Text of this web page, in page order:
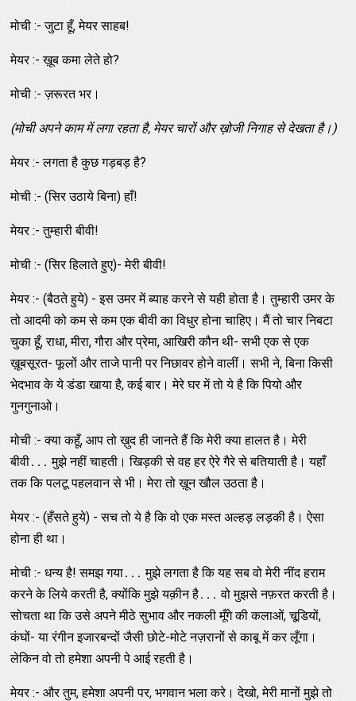
मोची :- जुटा हूँ, मेयर साहब!
मेयर :- ख़ूब कमा लेते हो?
मोची :- ज़रूरत भर।
(मोची अपने काम में लगा रहता है, मेयर चारों और ख़ोजी निगाह से देखता है।)
मेयर :- लगता है कुछ गड़बड़ है?
मोची :- (सिर उठाये बिना) हाँ!
मेयर :- तुम्‍हारी बीवी!
मोची :- (सिर हिलाते हुए)- मेरी बीवी!
मेयर :- (बैठते हुये) - इस उमर में ब्‍याह करने से यही होता है। तुम्‍हारी उमर के
तो आदमी को कम से कम एक बीवी का विधुर होना चाहिए। मैं तो चार निबटा
चुका हूँ, राधा, मीरा, गौरा और प्रेमा, आखिरी कौन थी- सभी एक से एक
ख़ूबसूरत- फूलों और ताजे पानी पर निछावर होने वालीं। सभी ने, बिना किसी
भेदभाव के ये डंडा खाया है, कई बार। मेरे घर में तो ये है कि पियो और
गुनगुनाओ।
मोची :- क्‍या कहूँ, आप तो ख़ुद ही जानते हैं कि मेरी क्‍या हालत है। मेरी
बीवी․․․ मुझे नहीं चाहती। खिड़की से वह हर ऐरे गैरे से बतियाती है। यहाँ
तक कि पलटू पहलवान से भी। मेरा तो ख़ून खौल उठता है।
मेयर :- (हँसते हुये) - सच तो ये है कि वो एक मस्‍त अल्‍हड़ लड़की है। ऐसा
होना ही था।
मोची :- धन्‍य है! समझ गया․․․ मुझे लगता है कि यह सब वो मेरी नींद हराम
करने के लिये करती है, क्‍योंकि मुझे यक़ीन है․․․ वो मुझसे नफ़रत करती है।
सोचता था कि उसे अपने मीठे सुभाव और नकली मूँगे की कलाओं, चूडि़यों,
कंघों- या रंगीन इजारबन्‍दों जैसी छोटे-मोटे नज़रानों से काबू में कर लूँगा।
लेकिन वो तो हमेशा अपनी पे आई रहती है।
मेयर :- और तुम, हमेशा अपनी पर, भगवान भला करे। देखो, मेरी मानों मुझे तो